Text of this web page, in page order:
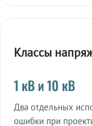
Классы
1 кВ и 10 кВ
Два отдельных
ошибки при